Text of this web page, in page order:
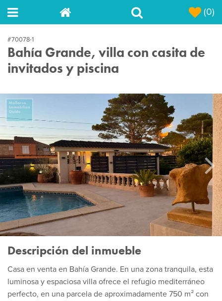
(0)
#70078-1
Bahía Grande, villa con casita de
invitados y piscina
Next
Descripción del inmueble
Casa en venta en Bahía Grande. En una zona tranquila, esta
luminosa y espaciosa villa ofrece el refugio mediterráneo
perfecto, en una parcela de aproximadamente 750 m² con